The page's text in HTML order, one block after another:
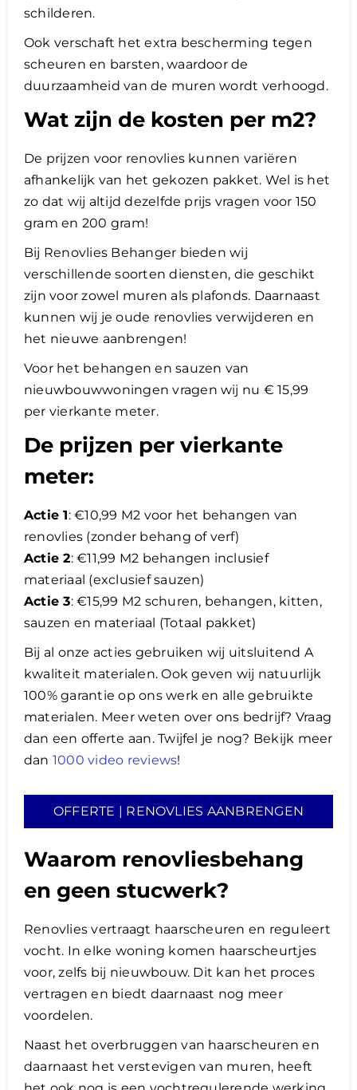
schilderen.
Ook verschaft het extra bescherming tegen
scheuren en barsten, waardoor de
duurzaamheid van de muren wordt verhoogd.
Wat zijn de kosten per m2?
De prijzen voor renovlies kunnen variëren
afhankelijk van het gekozen pakket. Wel is het
zo dat wij altijd dezelfde prijs vragen voor 150
gram en 200 gram!
Bij Renovlies Behanger bieden wij
verschillende soorten diensten, die geschikt
zijn voor zowel muren als plafonds. Daarnaast
kunnen wij je oude renovlies verwijderen en
het nieuwe aanbrengen!
Voor het behangen en sauzen van
nieuwbouwwoningen vragen wij nu € 15,99
per vierkante meter.
De prijzen per vierkante
meter:
Actie 1: €10,99 M2 voor het behangen van
renovlies (zonder behang of verf)
Actie 2: €11,99 M2 behangen inclusief
materiaal (exclusief sauzen)
Actie 3: €15,99 M2 schuren, behangen, kitten,
sauzen en materiaal (Totaal pakket)
Bij al onze acties gebruiken wij uitsluitend A
kwaliteit materialen. Ook geven wij natuurlijk
100% garantie op ons werk en alle gebruikte
materialen. Meer weten over ons bedrijf? Vraag
dan een offerte aan. Twijfel je nog? Bekijk meer
dan 1000 video reviews!
OFFERTE | RENOVLIES AANBRENGEN
Waarom renovliesbehang
en geen stucwerk?
Renovlies vertraagt haarscheuren en reguleert
vocht. In elke woning komen haarscheurtjes
voor, zelfs bij nieuwbouw. Dit kan het proces
vertragen en biedt daarnaast nog meer
voordelen.
Naast het overbruggen van haarscheuren en
daarnaast het verstevigen van muren, heeft